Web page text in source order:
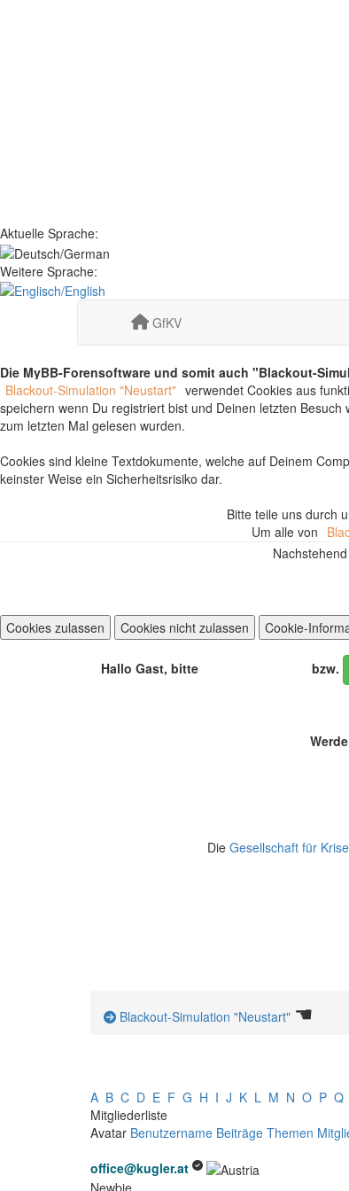
Aktuelle Sprache:
Weitere Sprache:
GfKV
Die MyBB-Forensoftware und somit auch "Blackout-
Blackout-Simulation "Neustart" verwendet Cookies aus
speichern wenn Du registriert bist und Deinen letzten Besuch
zum letzten Mal gelesen wurden.
Cookies sind kleine Textdokumente, welche auf Deinem
keinster Weise ein Sicherheitsrisiko dar.
Bitte teile uns durch
Um alle von
Hallo Gast, bitte bzw.
DieGesellschaft für
Blackout-Simulation "Neustart" ☚
A B C D E F G H I J K L M N O P Q
Mitgliederliste
Avatar Benutzername Beiträge Themen
office@kugler.at